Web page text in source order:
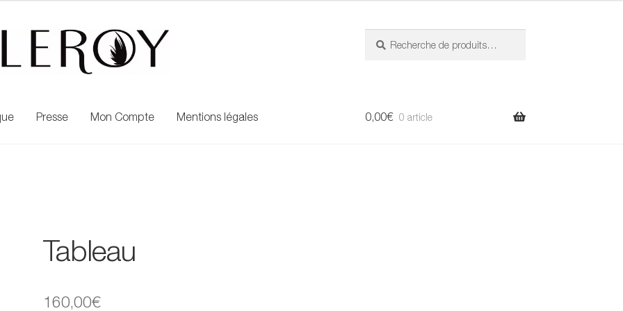
pour :
Presse Mon Compte Mentions légales 0,00€ 0 article
Tableau
160,00€